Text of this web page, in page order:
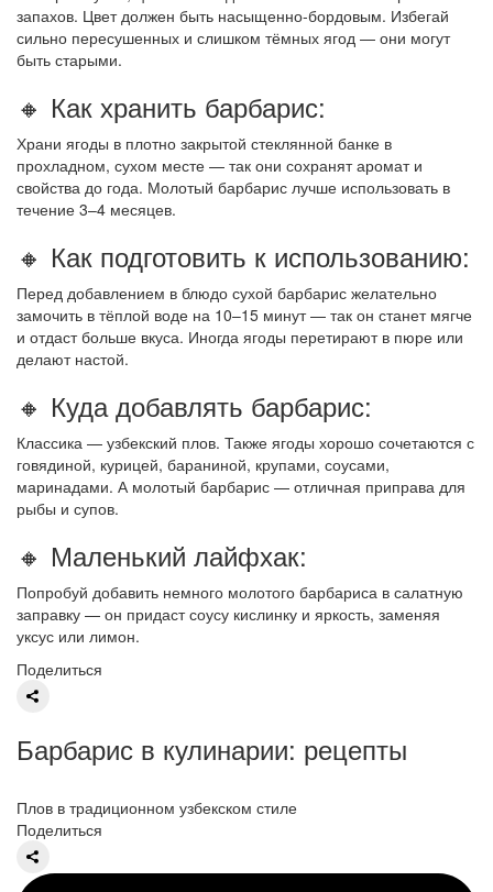
запахов. Цвет должен быть насыщенно-бордовым. Избегай
сильно пересушенных и слишком тёмных ягод — они могут
быть старыми.
🔸 Как хранить барбарис:
Храни ягоды в плотно закрытой стеклянной банке в
прохладном, сухом месте — так они сохранят аромат и
свойства до года. Молотый барбарис лучше использовать в
течение 3–4 месяцев.
🔸 Как подготовить к использованию:
Перед добавлением в блюдо сухой барбарис желательно
замочить в тёплой воде на 10–15 минут — так он станет мягче
и отдаст больше вкуса. Иногда ягоды перетирают в пюре или
делают настой.
🔸 Куда добавлять барбарис:
Классика — узбекский плов. Также ягоды хорошо сочетаются с
говядиной, курицей, бараниной, крупами, соусами,
маринадами. А молотый барбарис — отличная приправа для
рыбы и супов.
🔸 Маленький лайфхак:
Попробуй добавить немного молотого барбариса в салатную
заправку — он придаст соусу кислинку и яркость, заменяя
уксус или лимон.
Поделиться
Барбарис в кулинарии: рецепты
Плов в традиционном узбекском стиле
Поделиться